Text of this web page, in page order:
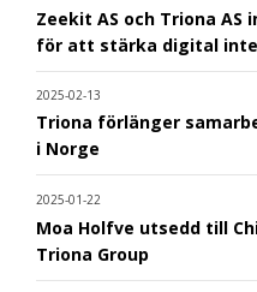
Zeekit AS och Triona
för att stärka digital
2025-02-13
Triona förlänger
i Norge
2025-01-22
Moa Holfve utsedd till
Triona Group